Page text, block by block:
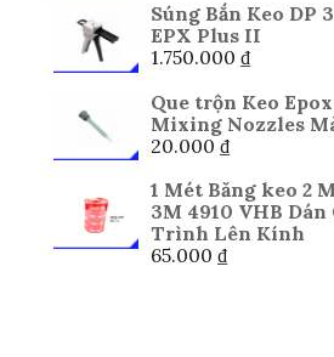
Súng Bắn Keo DP
EPX Plus II
1.750.000 ₫
Que trộn Keo
Mixing Nozzles
20.000 ₫
1 Mét Băng keo 2
3M 4910 VHB
Trình Lên Kính
65.000 ₫